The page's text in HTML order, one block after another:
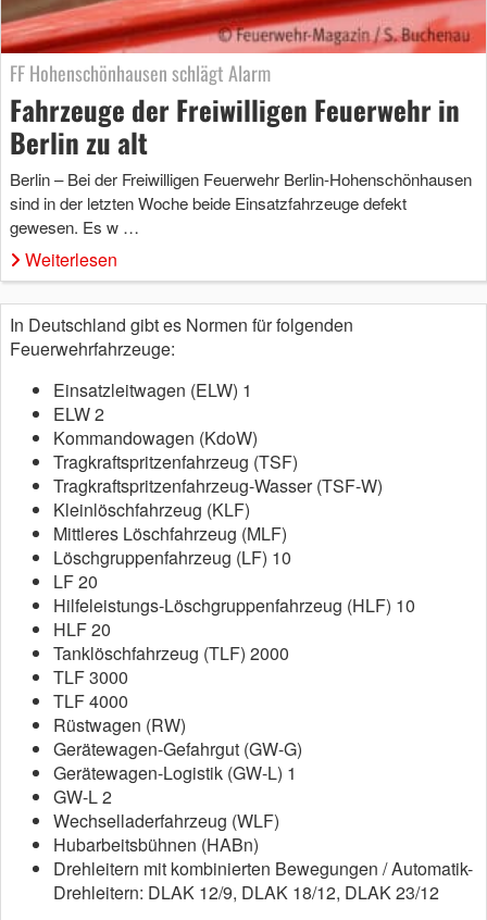
FF Hohenschönhausen schlägt Alarm
Fahrzeuge der Freiwilligen Feuerwehr in
Berlin zu alt
Berlin – Bei der Freiwilligen Feuerwehr Berlin-Hohenschönhausen
sind in der letzten Woche beide Einsatzfahrzeuge defekt
gewesen. Es w …
Weiterlesen
In Deutschland gibt es Normen für folgenden
Feuerwehrfahrzeuge:
Einsatzleitwagen (ELW) 1
ELW 2
Kommandowagen (KdoW)
Tragkraftspritzenfahrzeug (TSF)
Tragkraftspritzenfahrzeug-Wasser (TSF-W)
Kleinlöschfahrzeug (KLF)
Mittleres Löschfahrzeug (MLF)
Löschgruppenfahrzeug (LF) 10
LF 20
Hilfeleistungs-Löschgruppenfahrzeug (HLF) 10
HLF 20
Tanklöschfahrzeug (TLF) 2000
TLF 3000
TLF 4000
Rüstwagen (RW)
Gerätewagen-Gefahrgut (GW-G)
Gerätewagen-Logistik (GW-L) 1
GW-L 2
Wechselladerfahrzeug (WLF)
Hubarbeitsbühnen (HABn)
Drehleitern mit kombinierten Bewegungen / Automatik-
Drehleitern: DLAK 12/9, DLAK 18/12, DLAK 23/12